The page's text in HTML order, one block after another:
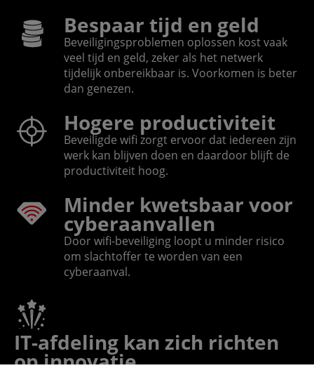
Bespaar tijd en geld
Beveiligingsproblemen oplossen kost vaak
veel tijd en geld, zeker als het netwerk
tijdelijk onbereikbaar is. Voorkomen is beter
dan genezen.
Hogere productiviteit
Beveiligde wifi zorgt ervoor dat iedereen zijn
werk kan blijven doen en daardoor blijft de
productiviteit hoog.
Minder kwetsbaar voor
cyberaanvallen
Door wifi-beveiliging loopt u minder risico
om slachtoffer te worden van een
cyberaanval.
IT-afdeling kan zich richten
op innovatie